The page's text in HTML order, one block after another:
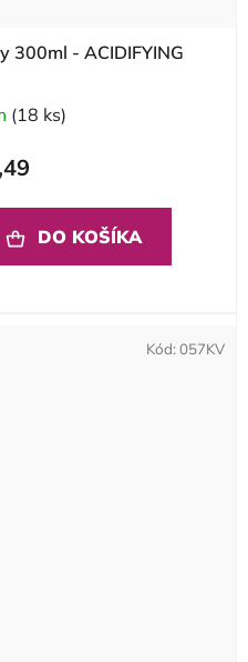
300ml - ACIDIFYING
(18 ks)
DO KOŠÍKA
Kód: 057KV